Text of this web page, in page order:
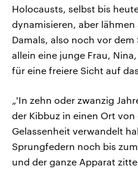
Holocausts, selbst bis
dynamisieren, aber
Damals, also noch vor dem
allein eine junge Frau,
für eine freiere Sicht auf
„'In zehn oder zwanzig
der Kibbuz in einen Ort
Gelassenheit verwandelt
Sprungfedern noch bis
und der ganze Apparat